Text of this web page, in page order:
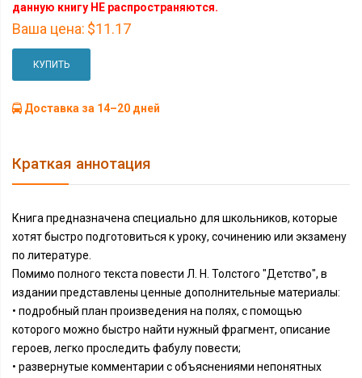
данную книгу НЕ распространяются.
Ваша цена: $11.17
КУПИТЬ
Доставка за 14–20 дней
Краткая аннотация
Книга предназначена специально для школьников, которые
хотят быстро подготовиться к уроку, сочинению или экзамену
по литературе.
Помимо полного текста повести Л. Н. Толстого "Детство", в
издании представлены ценные дополнительные материалы:
• подробный план произведения на полях, с помощью
которого можно быстро найти нужный фрагмент, описание
героев, легко проследить фабулу повести;
• развернутые комментарии с объяснениями непонятных